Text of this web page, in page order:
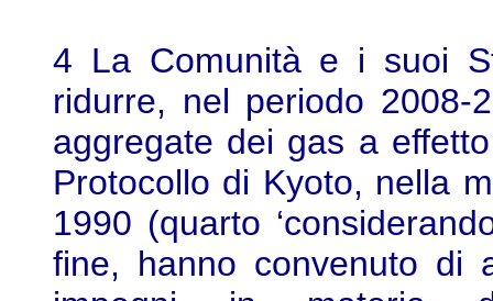
4 La Comunità e i suoi
ridurre, nel periodo 2008-
aggregate dei gas a
Protocollo di Kyoto, nella
1990 (quarto
fine, hanno convenuto di